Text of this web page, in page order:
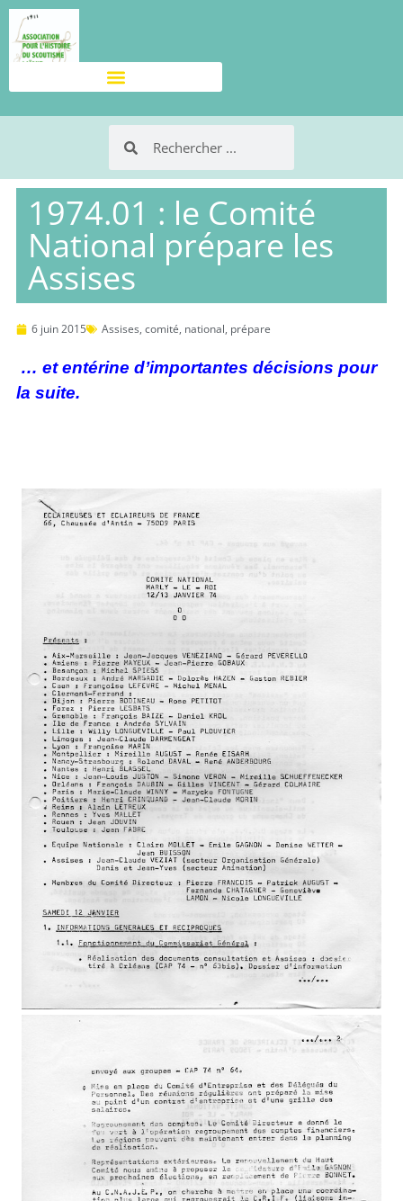
1974.01 : le Comité
National prépare les
Assises
6 juin 2015 Assises, comité, national, prépare
… et entérine d’importantes décisions pour
la suite.